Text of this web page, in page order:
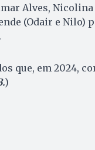
Alves, Nicolina
(Odair e Nilo)
que, em 2024,
)